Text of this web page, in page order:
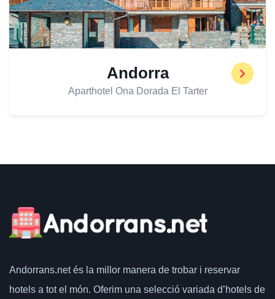
Andorra
Aparthotel Ona Dorada El Tarter
Andorrans.netés la millor manera de trobar i reservar
hotels a tot el món. Oferim una selecció variada d’hotels de